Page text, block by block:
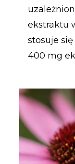
ekstraktu
stosuje
400 mg